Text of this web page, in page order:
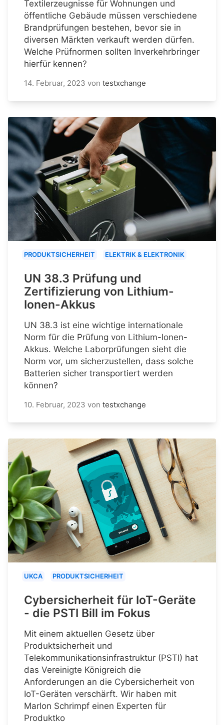
Textilerzeugnisse für Wohnungen und
öffentliche Gebäude müssen verschiedene
Brandprüfungen bestehen, bevor sie in
diversen Märkten verkauft werden dürfen.
Welche Prüfnormen sollten Inverkehrbringer
hierfür kennen?
14. Februar, 2023 von testxchange
PRODUKTSICHERHEIT ELEKTRIK & ELEKTRONIK
UN 38.3 Prüfung und
Zertifizierung von Lithium-
Ionen-Akkus
UN 38.3 ist eine wichtige internationale
Norm für die Prüfung von Lithium-Ionen-
Akkus. Welche Laborprüfungen sieht die
Norm vor, um sicherzustellen, dass solche
Batterien sicher transportiert werden
können?
10. Februar, 2023 von testxchange
UKCA PRODUKTSICHERHEIT
Cybersicherheit für IoT-Geräte
- die PSTI Bill im Fokus
Mit einem aktuellen Gesetz über
Produktsicherheit und
Telekommunikationsinfrastruktur (PSTI) hat
das Vereinigte Königreich die
Anforderungen an die Cybersicherheit von
IoT-Geräten verschärft. Wir haben mit
Marlon Schrimpf einen Experten für
Produktko